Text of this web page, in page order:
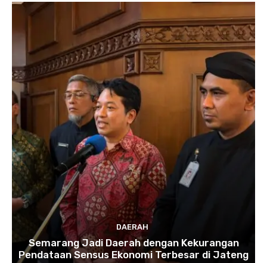
DAERAH
Semarang Jadi Daerah dengan Kekurangan
Pendataan Sensus Ekonomi Terbesar di Jateng